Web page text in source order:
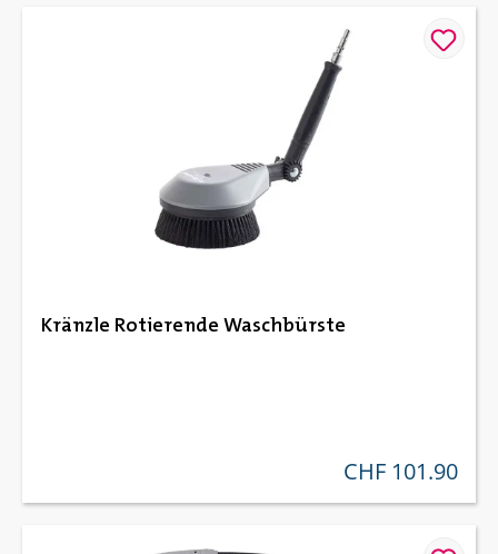
Kränzle Rotierende Waschbürste
regulärer preis:
CHF 101.90